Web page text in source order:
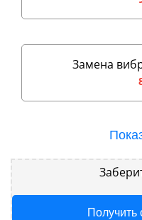
Замена
Получить